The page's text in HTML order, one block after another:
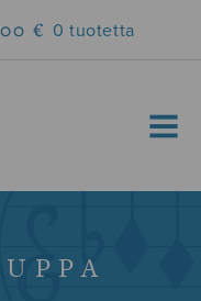
€ 0 tuotetta
MENU